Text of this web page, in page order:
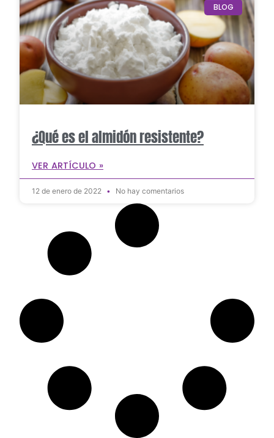
BLOG
¿Qué es el almidón resistente?
VER ARTÍCULO »
12 de enero de 2022 No hay comentarios